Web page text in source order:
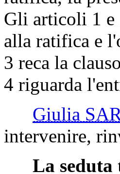
Gli articoli 1 e
alla ratifica e
3 reca la
4 riguarda
Giulia
intervenire,
La seduta